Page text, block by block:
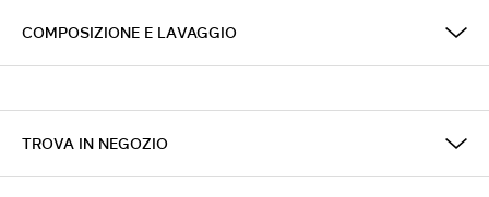
COMPOSIZIONE E LAVAGGIO
TROVA IN NEGOZIO